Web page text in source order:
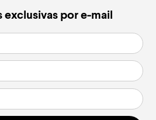
exclusivas por e-mail